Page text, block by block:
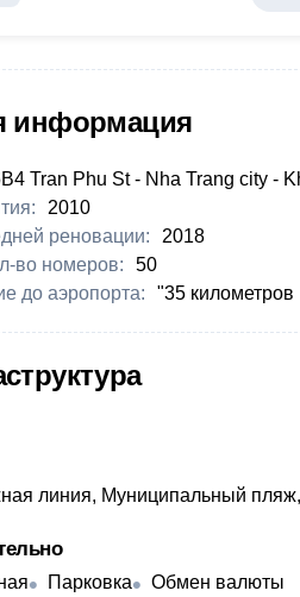
информация
Tran Phu St - Nha Trang city -
2010
реновации:
2018
во номеров:
50
до аэропорта:
"35 километров
линия, Муниципальный
Парковка Обмен валюты